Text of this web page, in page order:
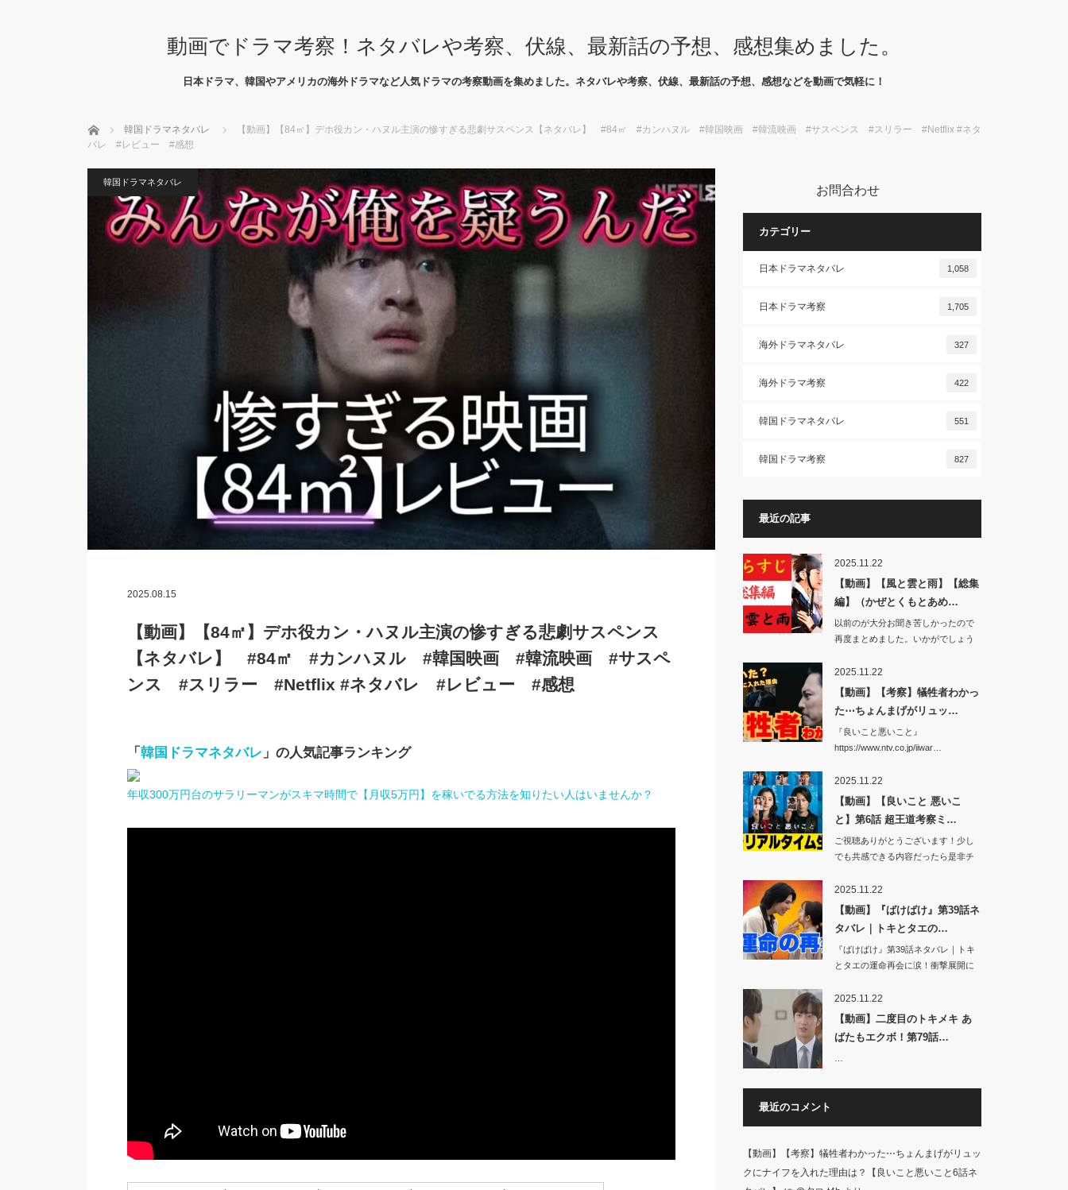
動画でドラマ考察！ネタバレや考察、伏線、最新話の予想、感想集めました。
日本ドラマ、韓国やアメリカの海外ドラマなど人気ドラマの考察動画を集めました。ネタバレや考察、伏線、最新話の予想、感想などを動画で気軽に！
ホーム 韓国ドラマネタバレ
【動画】【84㎡】デホ役カン・ハヌル主演の惨すぎる悲劇サスペンス【ネタバレ】 #84㎡ #カンハヌル #韓国映画 #韓流映画 #サスペンス #スリラー #Netflix #ネタ
バレ #レビュー #感想
韓国ドラマネタバレ
2025.08.15
【動画】【84㎡】デホ役カン・ハヌル主演の惨すぎる悲劇サスペンス
【ネタバレ】 #84㎡ #カンハヌル #韓国映画 #韓流映画 #サスペ
ンス #スリラー #Netflix #ネタバレ #レビュー #感想
「 韓国ドラマネタバレ 」の人気記事ランキング
年収300万円台のサラリーマンがスキマ時間で【月収5万円】を稼いでる方法を知りたい人はいませんか？
お問合わせ
カテゴリー
日本ドラマネタバレ 1,058
日本ドラマ考察 1,705
海外ドラマネタバレ 327
海外ドラマ考察 422
韓国ドラマネタバレ 551
韓国ドラマ考察 827
最近の記事
2025.11.22
【動画】【風と雲と雨】【総集
編】（かぜとくもとあめ…
以前のが大分お聞き苦しかったので
再度まとめました。いかがでしょう
2025.11.22
【動画】【考察】犠牲者わかっ
た⋯ちょんまげがリュッ…
『良いこと悪いこと』
https://www.ntv.co.jp/iiwar…
2025.11.22
【動画】【良いこと 悪いこ
と】第6話 超王道考察ミ…
ご視聴ありがとうございます！少し
でも共感できる内容だったら是非チ
2025.11.22
【動画】『ばけばけ』第39話ネ
タバレ｜トキとタエの…
『ばけばけ』第39話ネタバレ｜トキ
とタエの運命再会に涙！衝撃展開に
2025.11.22
【動画】二度目のトキメキ あ
ばたもエクボ！第79話…
最近のコメント
【動画】【考察】犠牲者わかった⋯ちょんまげがリュッ
クにナイフを入れた理由は？【良いこと悪いこと6話ネ